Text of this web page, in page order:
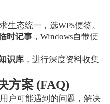
生态统一，选WPS便签。
时记事，Windows自带便
识库，进行深度资料收集
方案 (FAQ)
户可能遇到的问题，解决